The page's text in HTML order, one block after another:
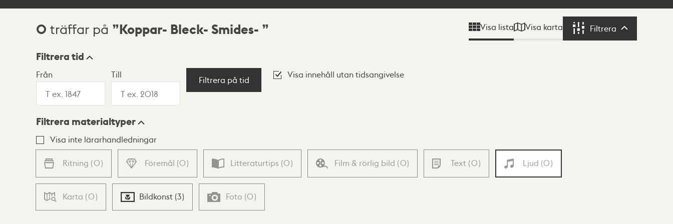
Sökresultat
0 träffar på Koppar- Bleck- Smides- Visa lista Visa karta Filtrera Filtrera
Visningsläge
Lista Karta
Filtrera tid
Från Till
Filtrera på tid
Visa innehåll utan tidsangivelse
Filtrera materialtyper
Visa inte lärarhandledningar
Ritning (0) Föremål (0) Litteraturtips (0) Film & rörlig bild (0) Text (0) Ljud (0)
Karta (0) Bildkonst (3) Foto (0)